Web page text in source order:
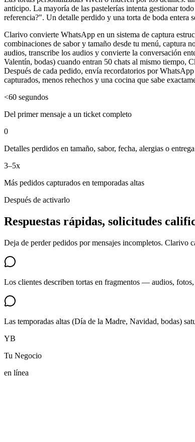
anticipo. La mayoría de las pastelerías intenta gestionar
referencia?". Un detalle perdido y una torta de boda entera
Clarivo convierte WhatsApp en un sistema de captura
combinaciones de sabor y tamaño desde tu menú, captura
audios, transcribe los audios y convierte la conversación
Valentín, bodas) cuando entran 50 chats al mismo tiempo,
Después de cada pedido, envía recordatorios por
capturados, menos rehechos y una cocina que sabe
<60 segundos
Del primer mensaje a un ticket completo
0
Detalles perdidos en tamaño, sabor, fecha, alergias o entrega
3–5x
Más pedidos capturados en temporadas altas
Después de activarlo
Respuestas rápidas, solicitudes
Deja de perder pedidos por mensajes incompletos. Clarivo
Los clientes describen tortas en fragmentos — audios,
Las temporadas altas (Día de la Madre, Navidad, bodas)
YB
Tu Negocio
en línea